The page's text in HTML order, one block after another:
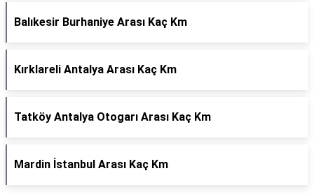
Balıkesir Burhaniye Arası Kaç Km
Kırklareli Antalya Arası Kaç Km
Tatköy Antalya Otogarı Arası Kaç Km
Mardin İstanbul Arası Kaç Km